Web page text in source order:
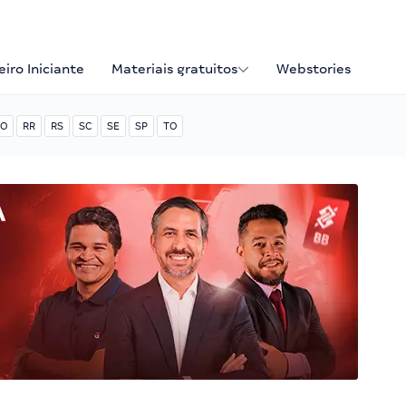
Iniciante Materiais gratuitos Webstories
RR RS SC SE SP TO